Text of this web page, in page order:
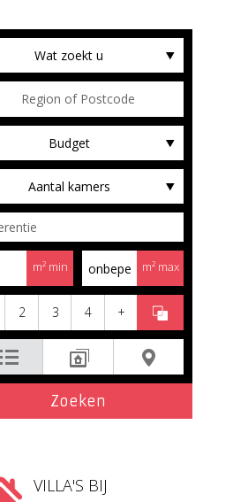
Wat zoekt u
Budget
Aantal kamers
m² min m² max
2 3 4 +
VILLA'S BIJ